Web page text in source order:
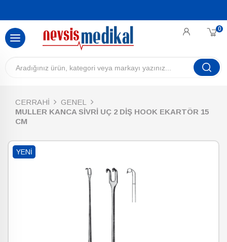
0
CERRAHİ
GENEL
MULLER KANCA SİVRİ UÇ 2 DİŞ HOOK EKARTÖR 15
CM
YENI